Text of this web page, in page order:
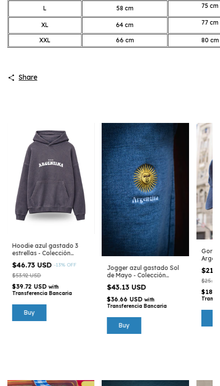
L 58 cm 75 cm
XL 64 cm 77 cm
XXL 66 cm 80 cm
Share
Hoodie azul gastado 3
estrellas - Colección
Argentina
$46.73 USD -13% OFF
$53.92 USD
$39.72 USDwith
Transferencia Bancaria
Buy
Jogger azul gastado Sol
de Mayo - Colección
$43.13 USD
$36.66 USDwith
Transferencia Bancaria
Buy
$25.16